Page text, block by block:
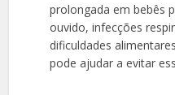
prolongada em bebês
ouvido, infecções
dificuldades
pode ajudar a evitar